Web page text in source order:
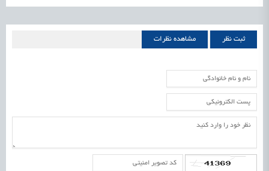
ثبت نظر مشاهده نظرات